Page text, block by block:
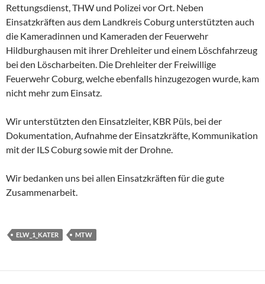
Rettungsdienst, THW und Polizei vor Ort. Neben
Einsatzkräften aus dem Landkreis Coburg unterstützten auch
die Kameradinnen und Kameraden der Feuerwehr
Hildburghausen mit ihrer Drehleiter und einem Löschfahrzeug
bei den Löscharbeiten. Die Drehleiter der Freiwillige
Feuerwehr Coburg, welche ebenfalls hinzugezogen wurde, kam
nicht mehr zum Einsatz.
Wir unterstützten den Einsatzleiter, KBR Püls, bei der
Dokumentation, Aufnahme der Einsatzkräfte, Kommunikation
mit der ILS Coburg sowie mit der Drohne.
Wir bedanken uns bei allen Einsatzkräften für die gute
Zusammenarbeit.
ELW_1_KATER MTW